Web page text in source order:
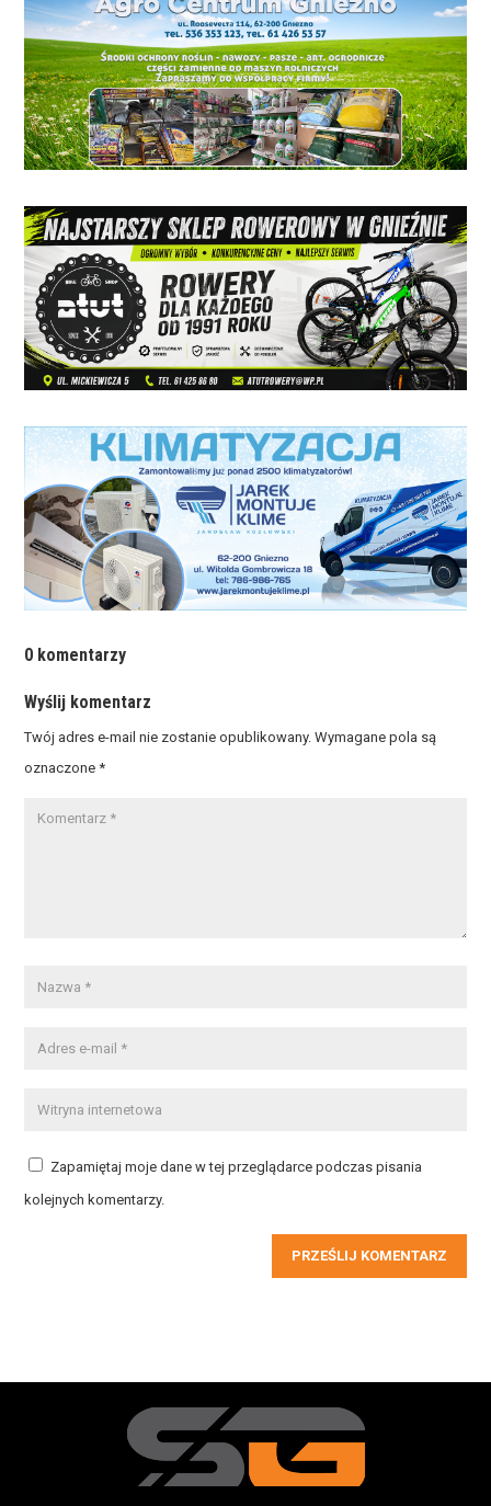
0 komentarzy
Wyślij komentarz
Twój adres e-mail nie zostanie opublikowany. Wymagane pola są
oznaczone*
Zapamiętaj moje dane w tej przeglądarce podczas pisania
kolejnych komentarzy.
PRZEŚLIJ KOMENTARZ